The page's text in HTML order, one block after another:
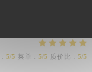
: 5/5 菜单 : 5/5 质价比 : 5/5